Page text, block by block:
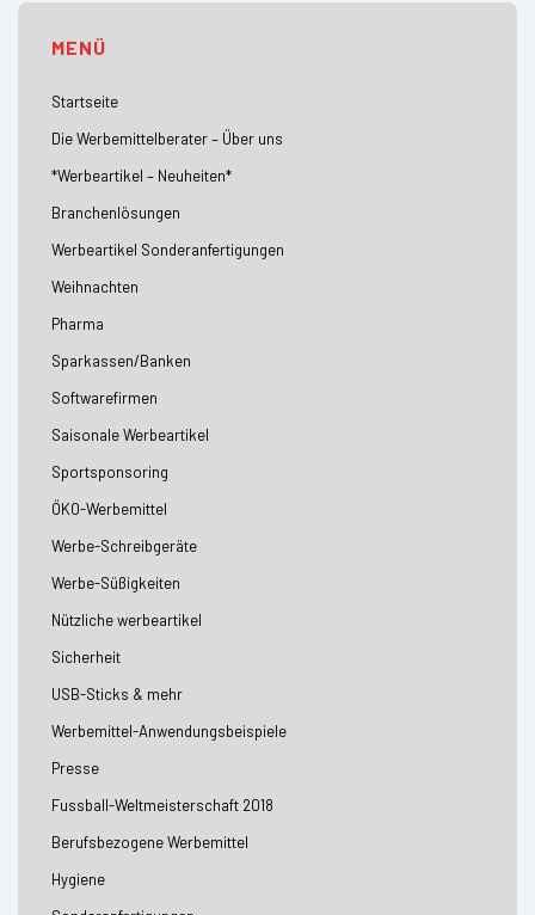
MENÜ
Startseite
Die Werbemittelberater – Über uns
*Werbeartikel – Neuheiten*
Branchenlösungen
Werbeartikel Sonderanfertigungen
Weihnachten
Pharma
Sparkassen/Banken
Softwarefirmen
Saisonale Werbeartikel
Sportsponsoring
ÖKO-Werbemittel
Werbe-Schreibgeräte
Werbe-Süßigkeiten
Nützliche werbeartikel
Sicherheit
USB-Sticks & mehr
Werbemittel-Anwendungsbeispiele
Presse
Fussball-Weltmeisterschaft 2018
Berufsbezogene Werbemittel
Hygiene